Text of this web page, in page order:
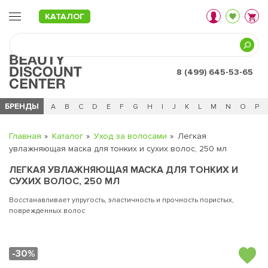
КАТАЛОГ
8 (499) 645-53-65
БРЕНДЫ
Ч 0 - 9 A B C D E F G H I J K L M N O P
Главная Каталог Уход за волосами
Легкая
увлажняющая маска для тонких и сухих волос, 250 мл
ЛЕГКАЯ УВЛАЖНЯЮЩАЯ МАСКА ДЛЯ ТОНКИХ И
СУХИХ ВОЛОС, 250 МЛ
Восстанавливает упругость, эластичность и прочность пористых,
поврежденных волос
-30%